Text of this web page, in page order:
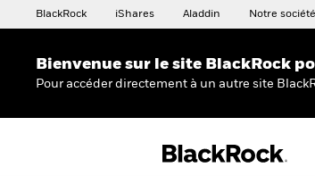
BlackRock iShares Aladdin Notre société
Bienvenue sur le site BlackRock
Pour accéder directement à un autre site